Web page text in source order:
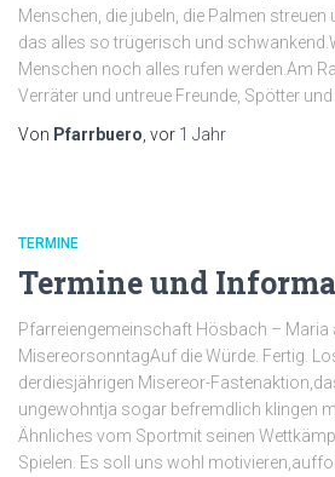
Menschen, die jubeln, die Palmen
das alles so trügerisch und
Menschen noch alles rufen werden.Am
Verräter und untreue Freunde, Spötter
Von Pfarrbuero , vor 1 Jahr
TERMINE
Termine und
Pfarreiengemeinschaft Hösbach – Maria
MisereorsonntagAuf die Würde. Fertig.
derdiesjährigen Misereor-
ungewohntja sogar befremdlich klingen
Ähnliches vom Sportmit seinen
Spielen. Es soll uns wohl